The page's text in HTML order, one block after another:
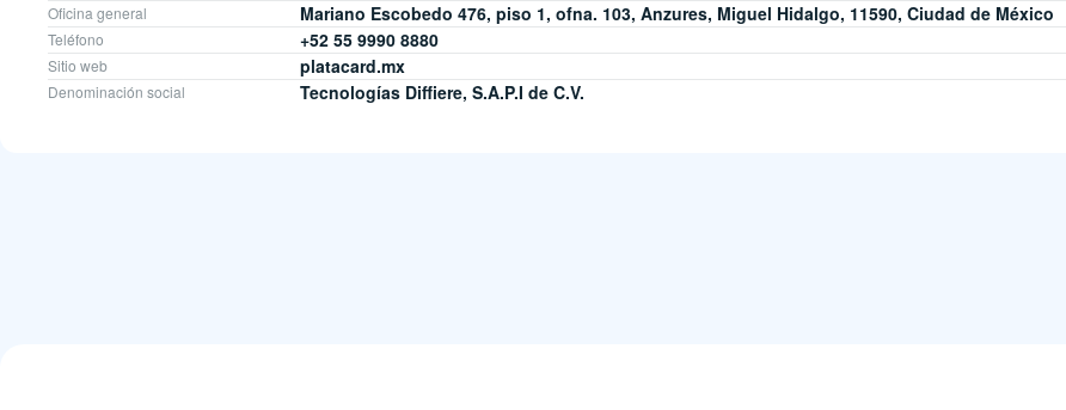
Oficina general Mariano Escobedo 476, piso 1, ofna. 103, Anzures, Miguel Hidalgo, 11590, Ciudad de México
Teléfono +52 55 9990 8880
Sitio web platacard.mx
Denominación social Tecnologías Diffiere, S.A.P.I de C.V.